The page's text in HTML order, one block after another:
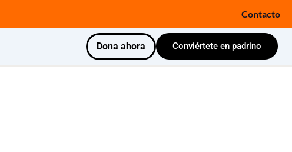
Contacto
Dona ahora Conviértete en padrino